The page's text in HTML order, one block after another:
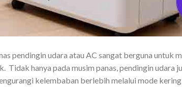
pendingin udara atau AC sangat berguna untuk
Tidak hanya pada musim panas, pendingin udara
kelembaban berlebih melalui mode